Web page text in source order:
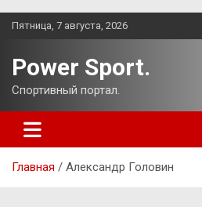
Перейти
Пятница, 7 августа, 2026
Power Sport.
Спортивный портал.
Главная Александр Головин